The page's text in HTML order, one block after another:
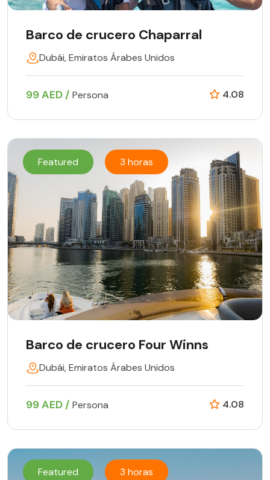
Barco de crucero Chaparral
Dubái, Emiratos Árabes Unidos
99 AED / Persona 4.08
Featured 3 horas
Barco de crucero Four Winns
Dubái, Emiratos Árabes Unidos
99 AED / Persona 4.08
Featured 3 horas